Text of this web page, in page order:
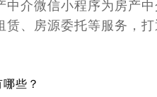
介微信小程序为房产
、房源委托等服务，
些？